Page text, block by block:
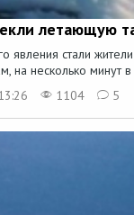
летающую
явления стали
на несколько минут
1104 5